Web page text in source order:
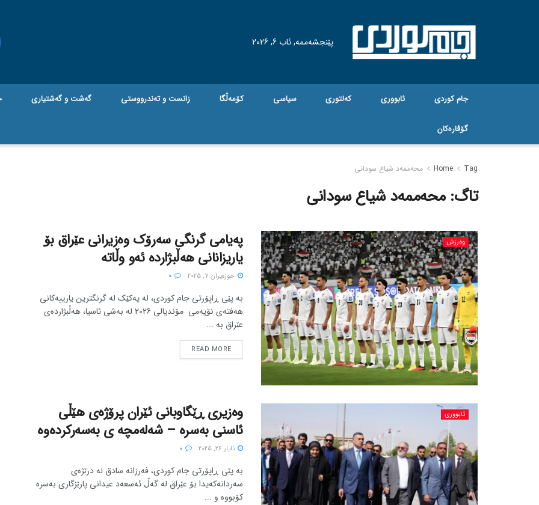
پێنجشەممە, ئاب 6, 2026
جام کوردی ئابووری کەلتوری سیاسی کۆمەڵگا زانست و تەندرووستی گه‌شت و گه‌شتیاری
گۆڤاره‌کان
Home Tag محەممەد شیاع سودانی
تاگ:محەممەد شیاع سودانی
وەرزش
پەیامی گرنگی سەرۆک وەزیرانی عێراق بۆ
یاریزانانی هەڵبژارده ئەو وڵاتە
حوزه‌یران 7, 2025
بە پێی ڕاپۆرتی جام کوردی، له یەکێک له گرنگترین یارییەکانی
هەفتەی نۆیەمی مۆندیالی 2026 له بەشی ئاسیا، هەڵبژاردەی
عێراق به ...
READ MORE
ئابووری
وەزیری ڕێگاوبانی ئێران پرۆژەی هێڵی
ئاسنی بەسرە – شەلەمچە ی بەسەرکردەوە
ئایار 26, 2025
بە پێی ڕاپۆرتی جام کوردی، فەرزانە سادق لە درێژەی
سەردانەکەیدا بۆ عێراق لە گەڵ ئەسعەد عیدانی پارێزگاری بەسرە
کۆبووە و ...